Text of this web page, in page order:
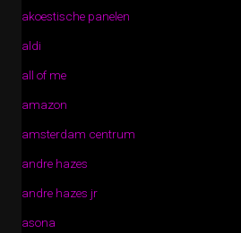
akoestische panelen
aldi
all of me
amazon
amsterdam centrum
andre hazes
andre hazes jr
asona